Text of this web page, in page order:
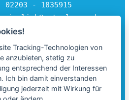
- 1835915
Tracking-Technologien von
anzubieten, stetig zu
entsprechend der Interessen
Ich bin damit einverstanden
jederzeit mit Wirkung für